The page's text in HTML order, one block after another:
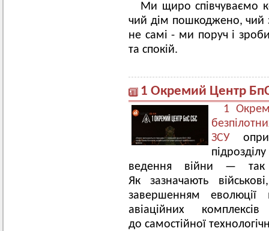
Ми щиро співчуваємо
чий дім пошкоджено, чий
не самі - ми поруч і
та спокій.
1 Окремий Центр
1
ЗСУ
ведення війни — так
Як зазначають
завершенням еволюції
авіаційних
до самостійної